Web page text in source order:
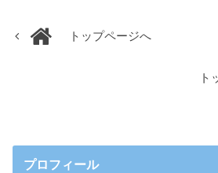
トップページへ
ト
プロフィール